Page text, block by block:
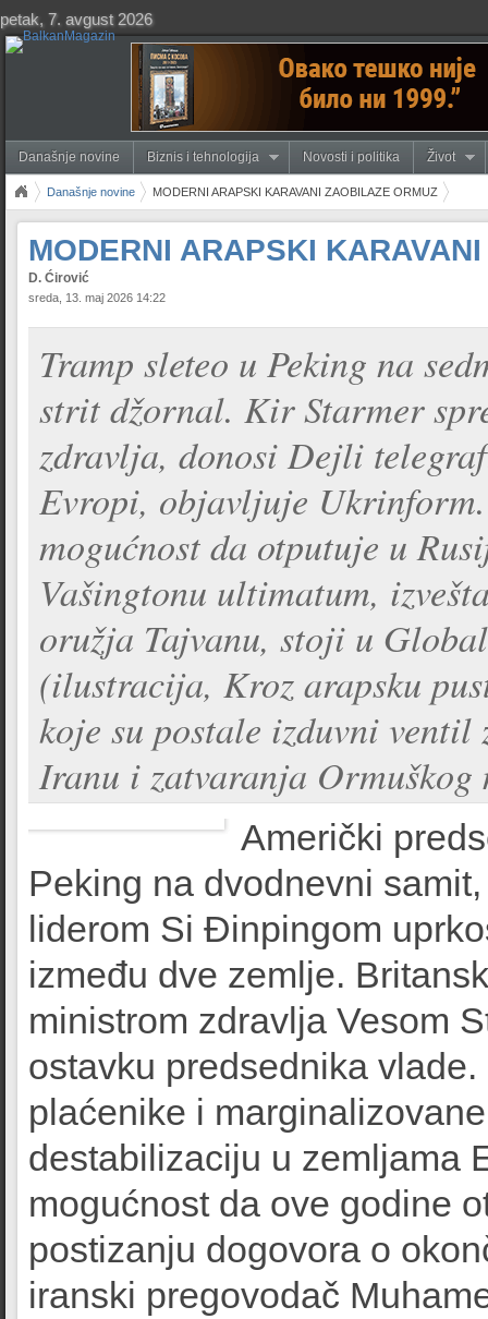
petak, 7. avgust 2026
Današnje novine Biznis i tehnologija Novosti i politika Život
Današnje novine MODERNI ARAPSKI KARAVANI ZAOBILAZE ORMUZ
MODERNI ARAPSKI
D. Ćirović
sreda, 13. maj 2026 14:22
Tramp sleteo u Peking na
strit džornal. Kir Starmer
zdravlja, donosi Dejli
Evropi, objavljuje
mogućnost da otputuje u
Vašingtonu ultimatum,
oružja Tajvanu, stoji u
(ilustracija, Kroz arapsku
koje su postale izduvni ventil
Iranu i zatvaranja Ormuškog
Američki
Peking na dvodnevni
liderom Si Đinpingom
između dve zemlje.
ministrom zdravlja Vesom
ostavku predsednika
plaćenike i
destabilizaciju u zemljama
mogućnost da ove godine
postizanju dogovora o
iranski pregovodač